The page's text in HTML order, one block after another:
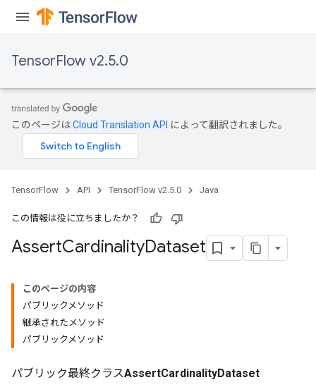
TensorFlow v2.5.0
このページはCloud Translation API によって翻訳されました。
TensorFlow API TensorFlow v2.5.0 Java
この情報は役に立ちましたか？
AssertCardinalityDataset
このページの内容
パブリックメソッド
継承されたメソッド
パブリックメソッド
パブリック最終クラスAssertCardinalityDataset